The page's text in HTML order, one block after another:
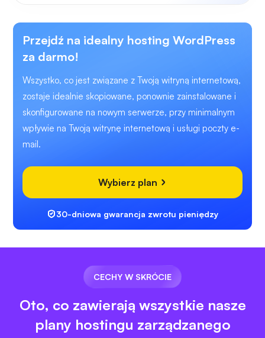
Przejdź na idealny hosting WordPress
za darmo!
Wszystko, co jest związane z Twoją witryną internetową,
zostaje idealnie skopiowane, ponownie zainstalowane i
skonfigurowane na nowym serwerze, przy minimalnym
wpływie na Twoją witrynę internetową i usługi poczty e-
mail.
Wybierz plan
30-dniowa gwarancja zwrotu pieniędzy
CECHY W SKRÓCIE
Oto, co zawierają wszystkie nasze
plany hostingu zarządzanego